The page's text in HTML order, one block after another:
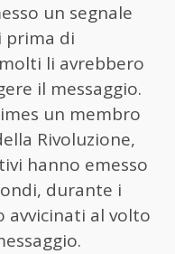
un segnale
prima di
li avrebbero
il messaggio.
un membro
Rivoluzione,
hanno emesso
durante i
avvicinati al volto